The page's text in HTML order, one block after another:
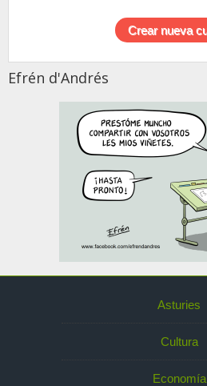
Efrén d'Andrés
Asturies
Cultura
Economía